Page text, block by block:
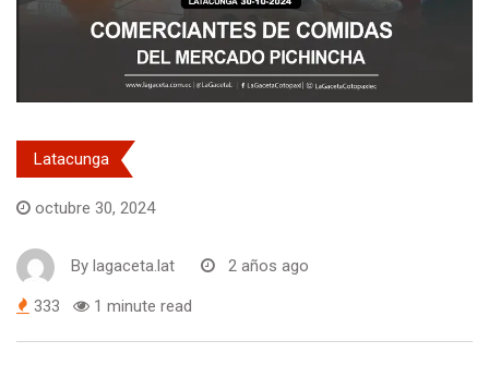
Latacunga
octubre 30, 2024
By lagaceta.lat 2 años ago
333 1 minute read